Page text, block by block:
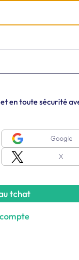
tchat
en toute sécurité
Google
X